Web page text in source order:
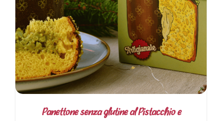
DETTAGLI
Panettone senza glutine al Pistacchio e